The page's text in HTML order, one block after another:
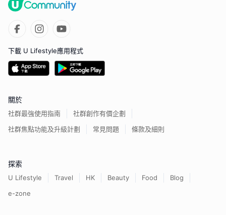
下載 U Lifestyle應用程式
關於
社群最強使用指南
社群創作有價企劃
社群焦點功能及升級計劃
常見問題 條款及細則
探索
U Lifestyle Travel HK Beauty Food
Blog
e-zone